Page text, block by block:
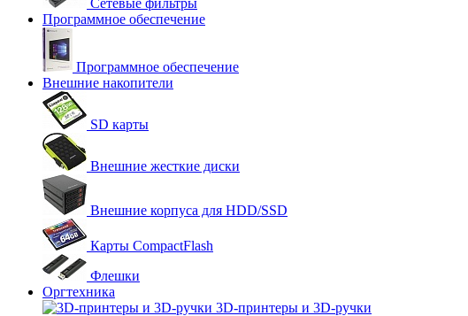
Сетевые фильтры
Программное обеспечение
Программное обеспечение
Внешние накопители
SD карты
Внешние жесткие диски
Внешние корпуса для HDD/SSD
Карты CompactFlash
Флешки
Оргтехника
3D-принтеры и 3D-ручки